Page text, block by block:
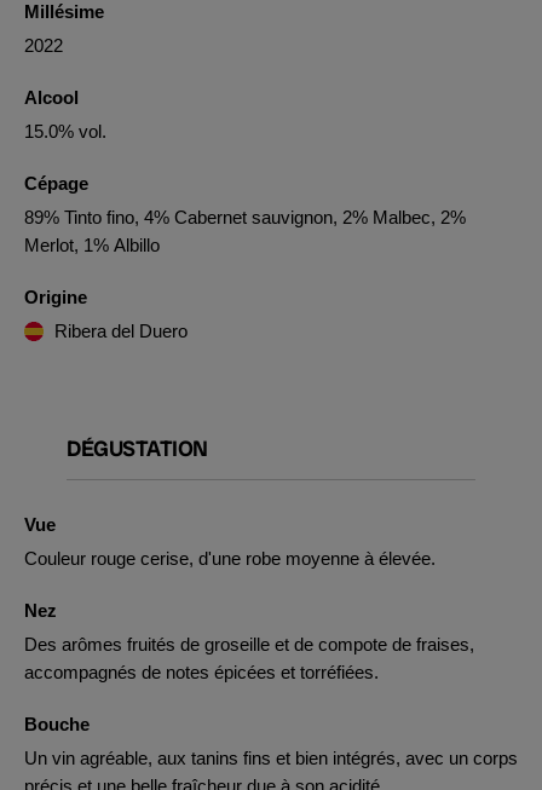
Millésime
2022
Alcool
15.0% vol.
Cépage
89% Tinto fino, 4% Cabernet sauvignon, 2% Malbec, 2%
Merlot, 1% Albillo
Origine
Ribera del Duero
DÉGUSTATION
Vue
Couleur rouge cerise, d'une robe moyenne à élevée.
Nez
Des arômes fruités de groseille et de compote de fraises,
accompagnés de notes épicées et torréfiées.
Bouche
Un vin agréable, aux tanins fins et bien intégrés, avec un corps
précis et une belle fraîcheur due à son acidité.